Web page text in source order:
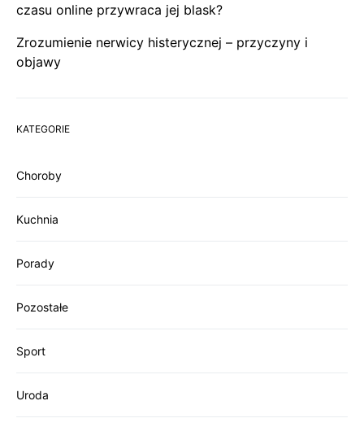
czasu online przywraca jej blask?
Zrozumienie nerwicy histerycznej – przyczyny i
objawy
KATEGORIE
Choroby
Kuchnia
Porady
Pozostałe
Sport
Uroda